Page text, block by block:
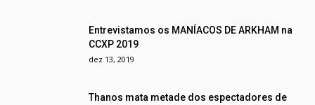
Entrevistamos os MANÍACOS DE ARKHAM na
CCXP 2019
dez 13, 2019
Thanos mata metade dos espectadores de